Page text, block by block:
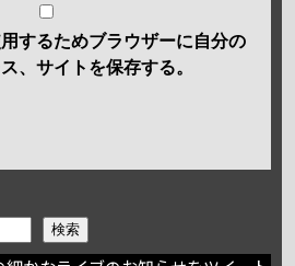
するためブラウザーに自分の
、サイトを保存する。
検索